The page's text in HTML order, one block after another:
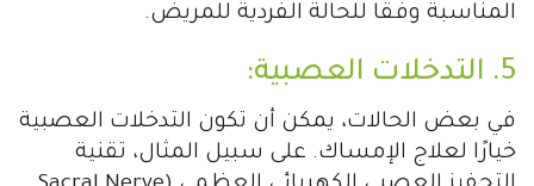
المناسبة وفقًا للحالة الفردية للمريض.
5. التدخلات العصبية:
في بعض الحالات، يمكن أن تكون التدخلات العصبية
خيارًا لعلاج الإمساك. على سبيل المثال، تقنية